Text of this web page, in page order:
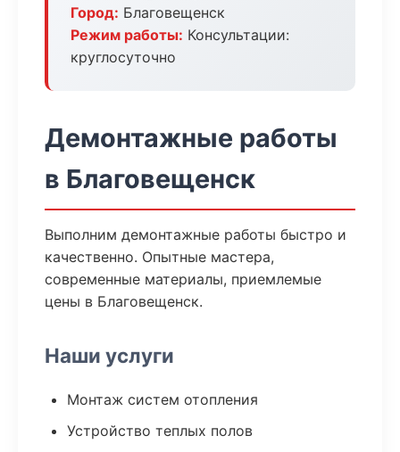
Город: Благовещенск
Режим работы: Консультации:
круглосуточно
Демонтажные работы
в Благовещенск
Выполним демонтажные работы быстро и
качественно. Опытные мастера,
современные материалы, приемлемые
цены в Благовещенск.
Наши услуги
Монтаж систем отопления
Устройство теплых полов